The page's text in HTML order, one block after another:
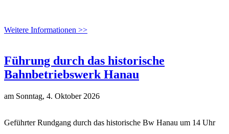
Weitere Informationen >>
Führung durch das historische
Bahnbetriebswerk Hanau
am Sonntag, 4. Oktober 2026
Geführter Rundgang durch das historische Bw Hanau um 14 Uhr